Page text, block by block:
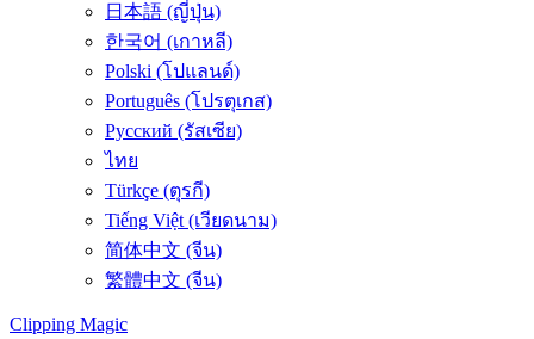
日本語 (ญี่ปุ่น)
한국어 (เกาหลี)
Polski (โปแลนด์)
Português (โปรตุเกส)
Русский (รัสเซีย)
ไทย
Türkçe (ตุรกี)
Tiếng Việt (เวียดนาม)
简体中文 (จีน)
繁體中文 (จีน)
Clipping Magic